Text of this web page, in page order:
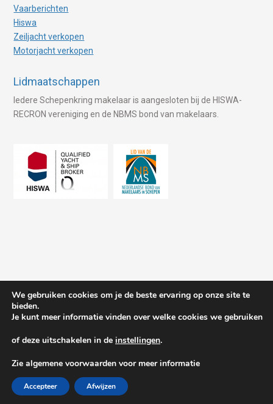
Vaarberichten
Hiswa
Zeiljacht verkopen
Motorjacht verkopen
Lidmaatschappen
Iedere Schepenkring makelaar is aangesloten bij de HISWA-
RECRON vereniging en de NBMS bond van makelaars.
Privacy and cookies
We gebruiken cookies om je de beste ervaring op onze site te
bieden.
Je kunt meer informatie vinden over welke cookies we gebruiken
of deze uitschakelen in de instellingen.
Zie algemene voorwaarden voor meer informatie
Accepteer Afwijzen